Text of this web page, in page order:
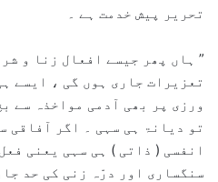
تحریر پیش خدمت ہے ۔
” ہاں پھر جیسے افعال زنا و
تعزیرات جاری ہوں گی ، ایسے
ورزی پر بھی آدمی مواخذہ سے
تو دیانۃ ہی سہی ۔ اگر آفاقی
انفسی ( ذاتی ) ہی سہی یعنی
سنگساری اور درّہ زنی کی حد